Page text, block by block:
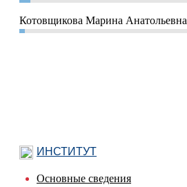
Котовщикова Марина Анатольевна
ИНСТИТУТ
Основные сведения